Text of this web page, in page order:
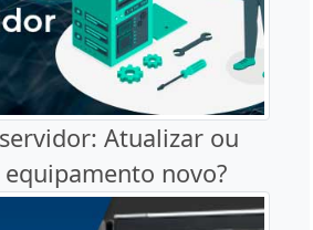
Atualizar ou
novo?